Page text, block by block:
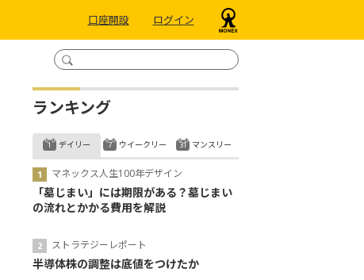
口座開設 ログイン
ランキング
デイリー
マネックス人生100年デザイン
「墓じまい」には期限がある？墓じまい
の流れとかかる費用を解説
ストラテジーレポート
半導体株の調整は底値をつけたか
ウイークリー マンスリー